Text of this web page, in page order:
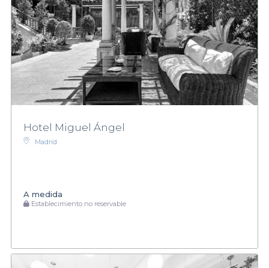
Hotel Miguel Ángel
Madrid
A medida
Establecimiento no reservable